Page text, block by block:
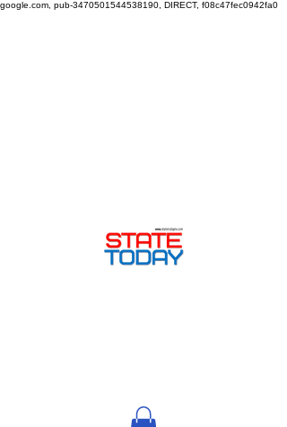
google.com, pub-3470501544538190, DIRECT, f08c47fec0942fa0